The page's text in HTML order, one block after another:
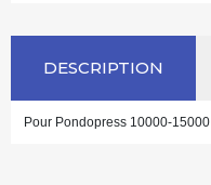
DESCRIPTION
Pour Pondopress 10000-15000